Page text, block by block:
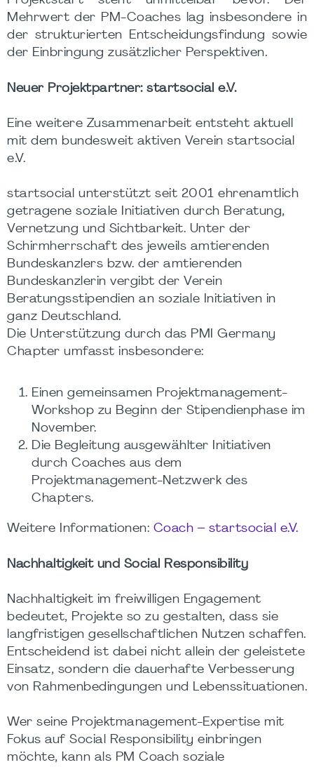
Mehrwert der PM-Coaches lag insbesondere in
der strukturierten Entscheidungsfindung sowie
der Einbringung zusätzlicher Perspektiven.
Neuer Projektpartner: startsocial e.V.
Eine weitere Zusammenarbeit entsteht aktuell
mit dem bundesweit aktiven Verein startsocial
e.V.
startsocial unterstützt seit 2001 ehrenamtlich
getragene soziale Initiativen durch Beratung,
Vernetzung und Sichtbarkeit. Unter der
Schirmherrschaft des jeweils amtierenden
Bundeskanzlers bzw. der amtierenden
Bundeskanzlerin vergibt der Verein
Beratungsstipendien an soziale Initiativen in
ganz Deutschland.
Die Unterstützung durch das PMI Germany
Chapter umfasst insbesondere:
Einen gemeinsamen Projektmanagement-
Workshop zu Beginn der Stipendienphase im
November.
Die Begleitung ausgewählter Initiativen
durch Coaches aus dem
Projektmanagement-Netzwerk des
Chapters.
Weitere Informationen: Coach – startsocial e.V.
Nachhaltigkeit und Social Responsibility
Nachhaltigkeit im freiwilligen Engagement
bedeutet, Projekte so zu gestalten, dass sie
langfristigen gesellschaftlichen Nutzen schaffen.
Entscheidend ist dabei nicht allein der geleistete
Einsatz, sondern die dauerhafte Verbesserung
von Rahmenbedingungen und Lebenssituationen.
Wer seine Projektmanagement-Expertise mit
Fokus auf Social Responsibility einbringen
möchte, kann als PM Coach soziale